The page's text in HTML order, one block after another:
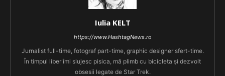
Iulia KELT
https://www.HashtagNews.ro
Jurnalist full-time, fotograf part-time, graphic designer sfert-time.
În timpul liber îmi slujesc pisica, mă plimb cu bicicleta și dezvolt
obsesii legate de Star Trek.